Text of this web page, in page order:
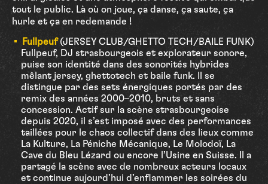
tout le public. Là où on joue, ça danse, ça saute, ça
hurle et ça en redemande !
Fullpeuf (JERSEY CLUB/GHETTO TECH/BAILE FUNK)
Fullpeuf, DJ strasbourgeois et explorateur sonore,
puise son identité dans des sonorités hybrides
mêlant jersey, ghettotech et baile funk. Il se
distingue par des sets énergiques portés par des
remix des années 2000–2010, bruts et sans
concession. Actif sur la scène strasbourgeoise
depuis 2020, il s’est imposé avec des performances
taillées pour le chaos collectif dans des lieux comme
La Kulture, La Péniche Mécanique, Le Molodoï, La
Cave du Bleu Lézard ou encore l’Usine en Suisse. Il a
partagé la scène avec de nombreux acteurs locaux
et continue aujourd’hui d’enflammer les soirées du